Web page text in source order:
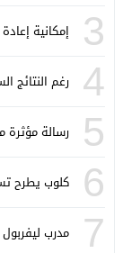
3 إمكانية
4 رغم النتائج
5 رسالة مؤثرة
6 كلوب يطرح
7 مدرب